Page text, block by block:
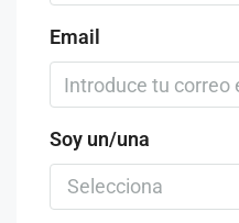
Email
Soy un/una
Selecciona